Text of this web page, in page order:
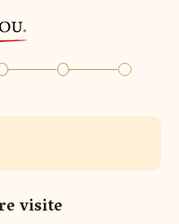
visite